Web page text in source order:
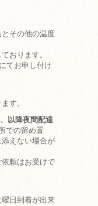
その他の温度
おります。
てお申し付け
す。
以降夜間配達
での留め置
えない場合が
頼はお受けで
日到着が出来